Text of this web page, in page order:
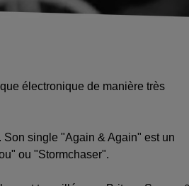
électronique de manière très
single "Again & Again" est un
ou "Stormchaser".